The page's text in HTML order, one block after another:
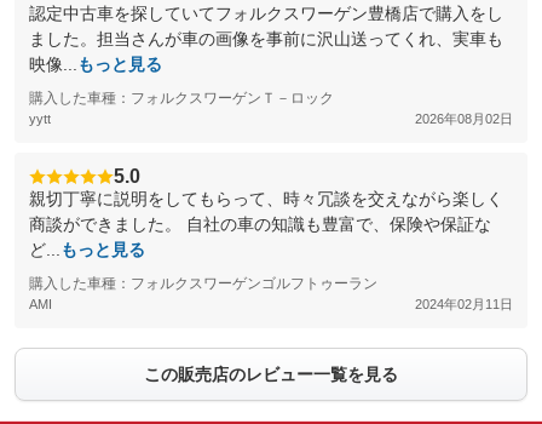
認定中古車を探していてフォルクスワーゲン豊橋店で購入をし
ました。担当さんが車の画像を事前に沢山送ってくれ、実車も
映像...
もっと見る
購入した車種：フォルクスワーゲンＴ－ロック
yytt 2026年08月02日
5.0
親切丁寧に説明をしてもらって、時々冗談を交えながら楽しく
商談ができました。 自社の車の知識も豊富で、保険や保証な
ど...
もっと見る
購入した車種：フォルクスワーゲンゴルフトゥーラン
AMI 2024年02月11日
この販売店のレビュー一覧を見る